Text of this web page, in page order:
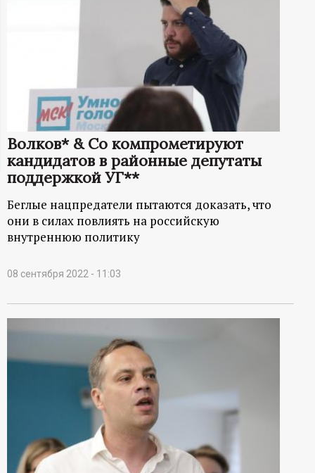
а
ц
и
н
ы
о
Волков* & Co компрометируют
кандидатов в районные депутаты
поддержкой УГ**
Беглые нацпредатели пытаются доказать, что
они в силах повлиять на российскую
внутреннюю политику
08 сентября 2022 - 11:03